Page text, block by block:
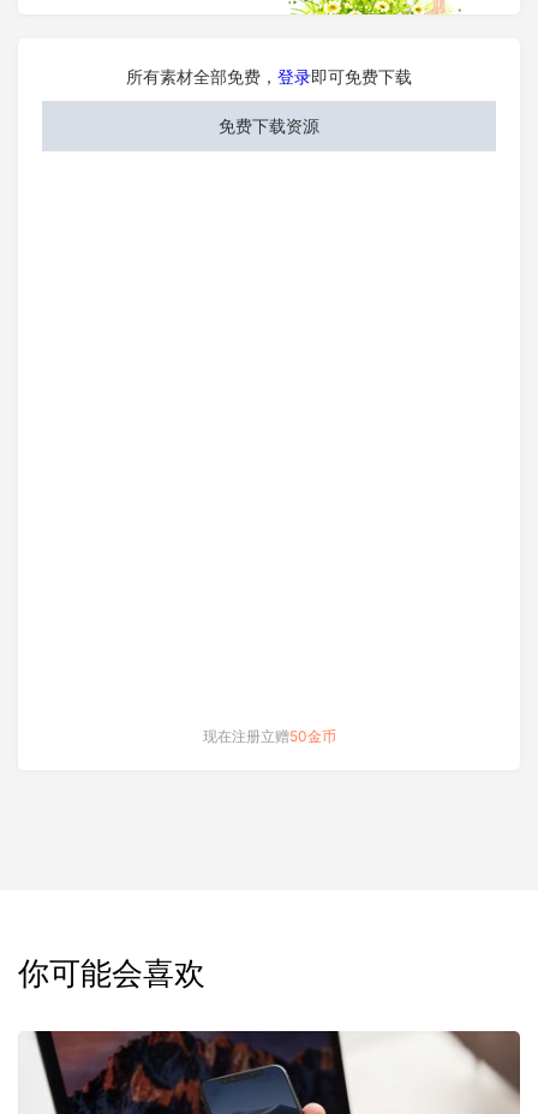
所有素材全部免费， 登录即可免费下载
免费下载资源
现在注册立赠50金币
你可能会喜欢